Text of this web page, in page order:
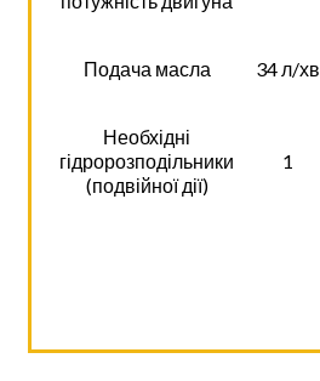
Подача масла 34 л/хв
Необхідні
гідророзподільники
(подвійної дії)
1